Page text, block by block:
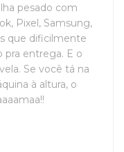
pesado com
Pixel, Samsung,
que dificilmente
pra entrega. E o
Se você tá na
à altura, o